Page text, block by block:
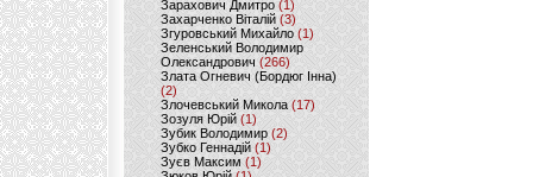
Зарахович Дмитро (1)
Захарченко Віталій (3)
Згуровський Михайло (1)
Зеленський Володимир
Олександрович (266)
Злата Огневич (Бордюг Інна)
(2)
Злочевський Микола(17)
Зозуля Юрій (1)
Зубик Володимир (2)
Зубко Геннадій (1)
Зуєв Максим(1)